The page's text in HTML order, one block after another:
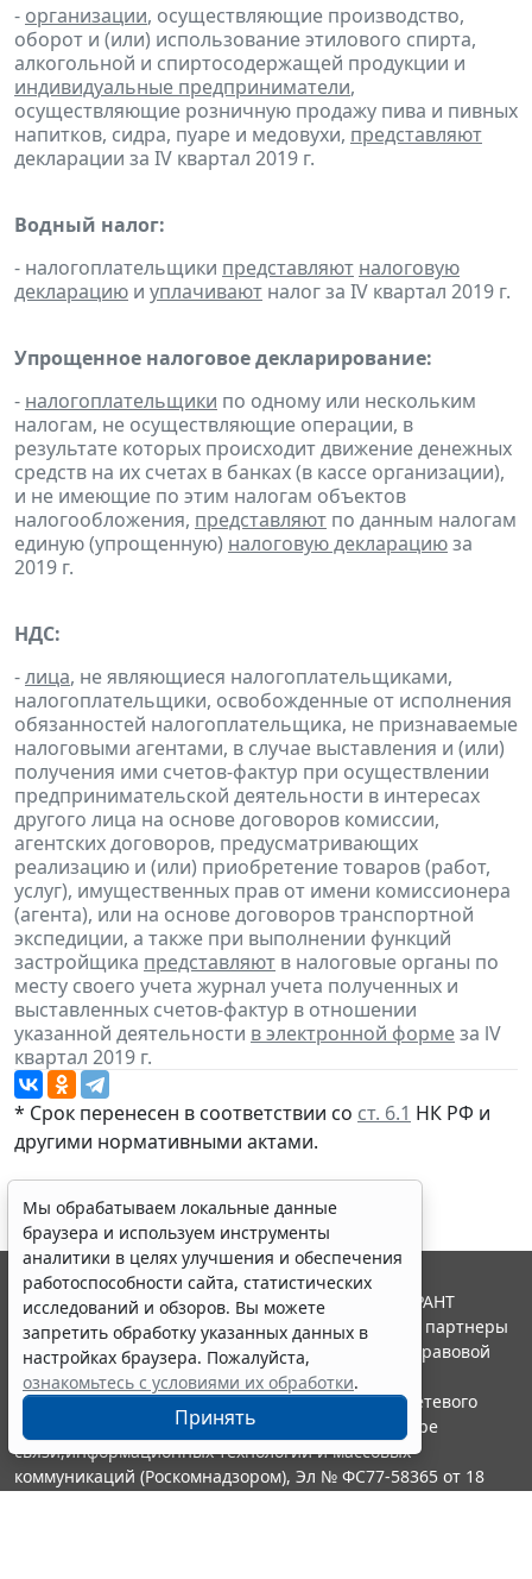
- организации, осуществляющие производство,
оборот и (или) использование этилового спирта,
алкогольной и спиртосодержащей продукции и
индивидуальные предприниматели,
осуществляющие розничную продажу пива и пивных
напитков, сидра, пуаре и медовухи, представляют
декларации за IV квартал 2019 г.
Водный налог:
- налогоплательщики представляют налоговую
декларацию и уплачивают налог за IV квартал 2019 г.
Упрощенное налоговое декларирование:
- налогоплательщики по одному или нескольким
налогам, не осуществляющие операции, в
результате которых происходит движение денежных
средств на их счетах в банках (в кассе организации),
и не имеющие по этим налогам объектов
налогообложения, представляют по данным налогам
единую (упрощенную) налоговую декларациюза
2019 г.
НДС:
-лица, не являющиеся налогоплательщиками,
налогоплательщики, освобожденные от исполнения
обязанностей налогоплательщика, не признаваемые
налоговыми агентами, в случае выставления и (или)
получения ими счетов-фактур при осуществлении
предпринимательской деятельности в интересах
другого лица на основе договоров комиссии,
агентских договоров, предусматривающих
реализацию и (или) приобретение товаров (работ,
услуг), имущественных прав от имени комиссионера
(агента), или на основе договоров транспортной
экспедиции, а также при выполнении функций
застройщика представляют в налоговые органы по
месту своего учета журнал учета полученных и
выставленных счетов-фактур в отношении
указанной деятельности в электронной формеза lV
квартал 2019 г.
* Срок перенесен в соответствии со ст. 6.1 НК РФ и
другими нормативными актами.
Мы обрабатываем локальные данные
браузера и используем инструменты
аналитики в целях улучшения и обеспечения
работоспособности сайта, статистических
исследований и обзоров. Вы можете
запретить обработку указанных данных в
настройках браузера. Пожалуйста,
ознакомьтесь с условиями их обработки.
Принять
© ООО "НПП "ГАРАНТ-СЕРВИС", 2026. Система ГАРАНТ
выпускается с 1990 года. Компания "Гарант" и ее партнеры
являются участниками Российской ассоциации правовой
информации ГАРАНТ.
Портал ГАРАНТ.РУ зарегистрирован в качестве сетевого
издания Федеральной службой по надзору в сфере
связи,информационных технологий и массовых
коммуникаций (Роскомнадзором), Эл № ФС77-58365 от 18